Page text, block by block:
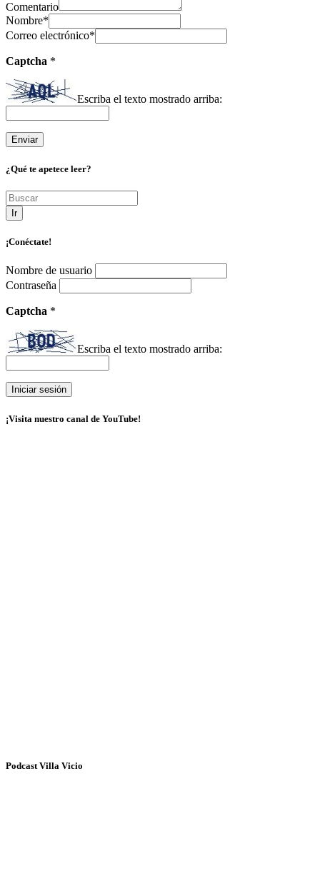
Comentario
Nombre*
Correo electrónico*
Captcha *
Escriba el texto mostrado arriba:
¿Qué te apetece leer?
Ir
¡Conéctate!
Nombre de usuario
Contraseña
Captcha *
Escriba el texto mostrado arriba:
¡Visita nuestro canal de YouTube!
Podcast Villa Vicio